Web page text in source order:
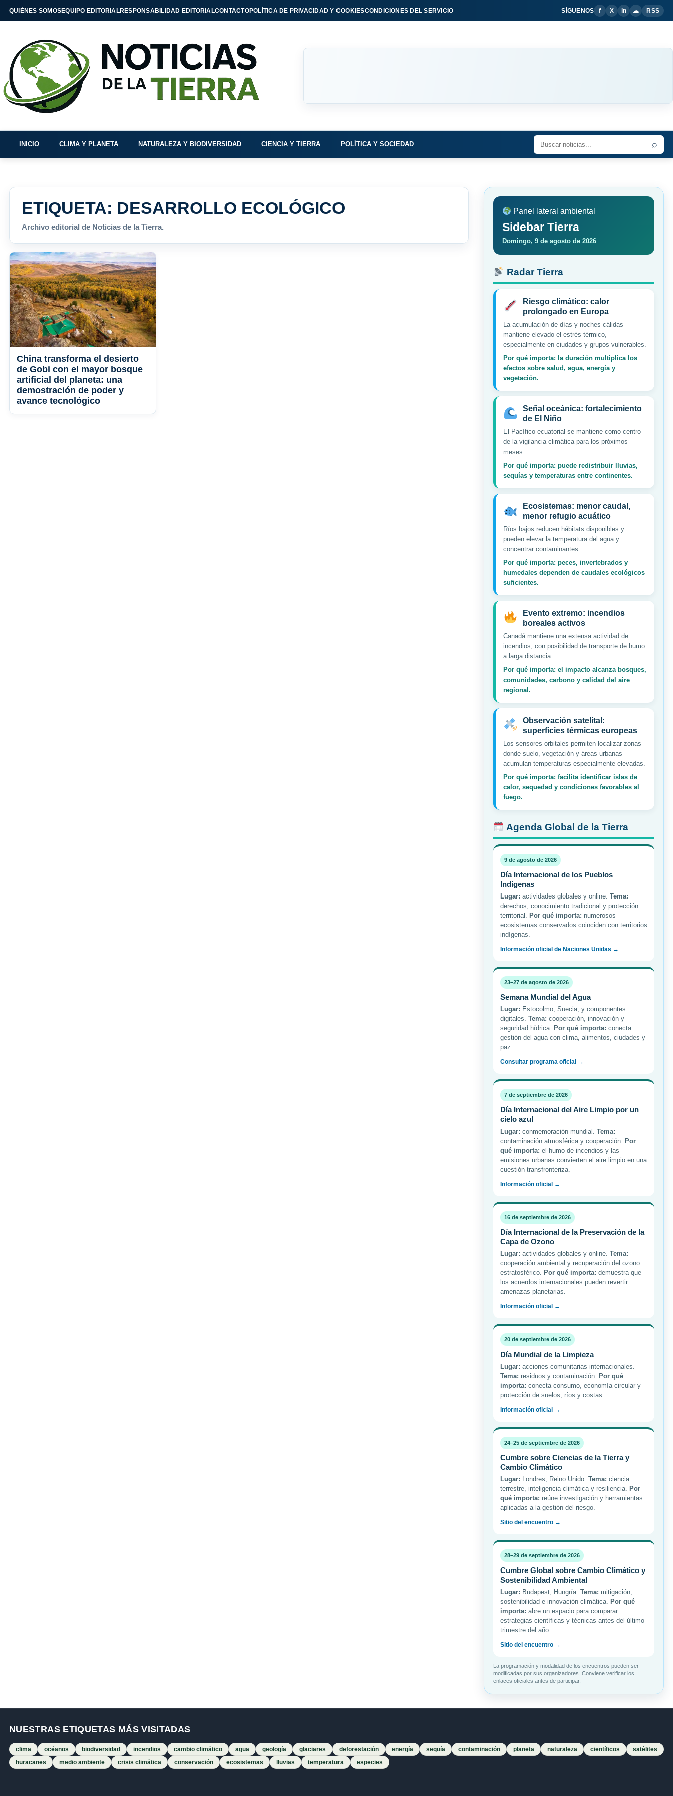
QUIÉNES SOMOSEQUIPO EDITORIALRESPONSABILIDAD EDITORIALCONTACTOPOLÍTICA DE PRIVACIDAD Y COOKIESCONDICIONES DEL SERVICIO SÍGUENOS f X in ☁ RSS
INICIO CLIMA Y PLANETA NATURALEZA Y BIODIVERSIDAD CIENCIA Y TIERRA POLÍTICA Y SOCIEDAD ⌕
ETIQUETA: DESARROLLO ECOLÓGICO
Archivo editorial de Noticias de la Tierra.
China transforma el desierto
de Gobi con el mayor bosque
artificial del planeta: una
demostración de poder y
avance tecnológico
Panel lateral ambiental
Sidebar Tierra
Domingo, 9 de agosto de 2026
Radar Tierra
Riesgo climático: calor
prolongado en Europa
La acumulación de días y noches cálidas
mantiene elevado el estrés térmico,
especialmente en ciudades y grupos vulnerables.
Por qué importa: la duración multiplica los
efectos sobre salud, agua, energía y
vegetación.
Señal oceánica: fortalecimiento
de El Niño
El Pacífico ecuatorial se mantiene como centro
de la vigilancia climática para los próximos
meses.
Por qué importa: puede redistribuir lluvias,
sequías y temperaturas entre continentes.
Ecosistemas: menor caudal,
menor refugio acuático
Ríos bajos reducen hábitats disponibles y
pueden elevar la temperatura del agua y
concentrar contaminantes.
Por qué importa: peces, invertebrados y
humedales dependen de caudales ecológicos
suficientes.
Evento extremo: incendios
boreales activos
Canadá mantiene una extensa actividad de
incendios, con posibilidad de transporte de humo
a larga distancia.
Por qué importa: el impacto alcanza bosques,
comunidades, carbono y calidad del aire
regional.
Observación satelital:
superficies térmicas europeas
Los sensores orbitales permiten localizar zonas
donde suelo, vegetación y áreas urbanas
acumulan temperaturas especialmente elevadas.
Por qué importa: facilita identificar islas de
calor, sequedad y condiciones favorables al
fuego.
Agenda Global de la Tierra
9 de agosto de 2026
Día Internacional de los Pueblos
Indígenas
Lugar: actividades globales y online. Tema:
derechos, conocimiento tradicional y protección
territorial. Por qué importa: numerosos
ecosistemas conservados coinciden con territorios
indígenas.
Información oficial de Naciones Unidas →
23–27 de agosto de 2026
Semana Mundial del Agua
Lugar: Estocolmo, Suecia, y componentes
digitales. Tema: cooperación, innovación y
seguridad hídrica. Por qué importa: conecta
gestión del agua con clima, alimentos, ciudades y
paz.
Consultar programa oficial →
7 de septiembre de 2026
Día Internacional del Aire Limpio por un
cielo azul
Lugar: conmemoración mundial. Tema:
contaminación atmosférica y cooperación. Por
qué importa: el humo de incendios y las
emisiones urbanas convierten el aire limpio en una
cuestión transfronteriza.
Información oficial →
16 de septiembre de 2026
Día Internacional de la Preservación de la
Capa de Ozono
Lugar: actividades globales y online. Tema:
cooperación ambiental y recuperación del ozono
estratosférico. Por qué importa: demuestra que
los acuerdos internacionales pueden revertir
amenazas planetarias.
Información oficial →
20 de septiembre de 2026
Día Mundial de la Limpieza
Lugar: acciones comunitarias internacionales.
Tema: residuos y contaminación. Por qué
importa: conecta consumo, economía circular y
protección de suelos, ríos y costas.
Información oficial →
24–25 de septiembre de 2026
Cumbre sobre Ciencias de la Tierra y
Cambio Climático
Lugar: Londres, Reino Unido. Tema: ciencia
terrestre, inteligencia climática y resiliencia. Por
qué importa: reúne investigación y herramientas
aplicadas a la gestión del riesgo.
Sitio del encuentro →
28–29 de septiembre de 2026
Cumbre Global sobre Cambio Climático y
Sostenibilidad Ambiental
Lugar: Budapest, Hungría. Tema: mitigación,
sostenibilidad e innovación climática. Por qué
importa: abre un espacio para comparar
estrategias científicas y técnicas antes del último
trimestre del año.
Sitio del encuentro →
La programación y modalidad de los encuentros pueden ser
modificadas por sus organizadores. Conviene verificar los
enlaces oficiales antes de participar.
NUESTRAS ETIQUETAS MÁS VISITADAS
clima océanos biodiversidad incendios cambio climático agua geología glaciares deforestación energía sequía contaminación planeta naturaleza científicos
satélites
huracanes
medio ambiente crisis climática conservación ecosistemas lluvias temperatura especies